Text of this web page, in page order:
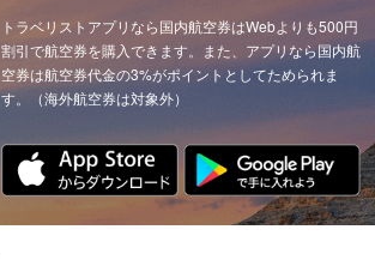
トラベリストアプリなら国内航空券はWebよりも500円
割引で航空券を購入できます。また、アプリなら国内航
空券は航空券代金の3%がポイントとしてためられま
す。（海外航空券は対象外）